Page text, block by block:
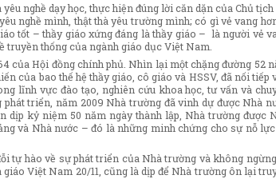
nghề dạy học, thực hiện đúng lời căn dặn của Chủ tịch
nghề mình, thật thà yêu trường mình; có gì vẻ vang
tốt – thầy giáo xứng đáng là thầy giáo – là người vẻ
thống của ngành giáo dục Việt Nam.
của Hội đồng chính phủ. Nhìn lại một chặng đường 52
của bao thế hệ thầy giáo, cô giáo và HSSV, đã nối tiếp
lĩnh vực đào tạo, nghiên cứu khoa học, tư vấn và
triển, năm 2009 Nhà trường đã vinh dự được Nhà
dịp kỷ niệm 50 năm ngày thành lập, Nhà trường được
và Nhà nước – đó là những minh chứng cho sự nỗ
tự hào về sự phát triển của Nhà trường và không
Việt Nam 20/11, cũng là dịp để Nhà trường ôn lại